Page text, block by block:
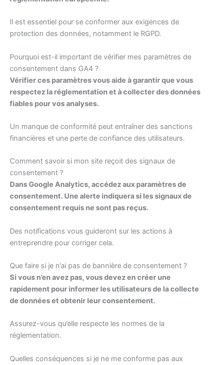
Il est essentiel pour se conformer aux exigences de
protection des données, notamment le RGPD.
Pourquoi est-il important de vérifier mes paramètres de
consentement dans GA4 ?
Vérifier ces paramètres vous aide à garantir que vous
respectez la réglementation et à collecter des données
fiables pour vos analyses.
Un manque de conformité peut entraîner des sanctions
financières et une perte de confiance des utilisateurs.
Comment savoir si mon site reçoit des signaux de
consentement ?
Dans Google Analytics, accédez aux paramètres de
consentement. Une alerte indiquera si les signaux de
consentement requis ne sont pas reçus.
Des notifications vous guideront sur les actions à
entreprendre pour corriger cela.
Que faire si je n’ai pas de bannière de consentement ?
Si vous n’en avez pas, vous devez en créer une
rapidement pour informer les utilisateurs de la collecte
de données et obtenir leur consentement.
Assurez-vous qu’elle respecte les normes de la
réglementation.
Quelles conséquences si je ne me conforme pas aux